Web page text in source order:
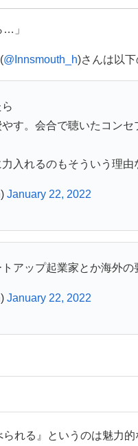
…」
(@Innsmouth_h)さんは以下
やす。会合で聴いたコン
入れるのもそういう理
January 22, 2022
アップ起業家とか海外
January 22, 2022
れる』というのは魅力的